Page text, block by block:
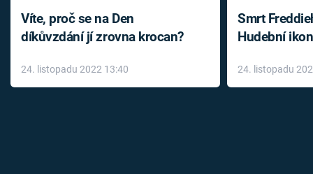
Víte, proč se na Den
díkůvzdání jí zrovna krocan?
24. listopadu 2022 13:40
Smrt
Hudební
léky
24. listopadu